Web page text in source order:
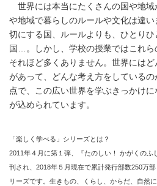
世界には本当にたくさんの国や地域
や地域で暮らしのルールや文化は違
切にする国、ルールよりも、ひとり
国…。しかし、学校の授業ではこれ
それほど多くありません。世界には
があって、どんな考え方をしている
点で、この広い世界を学ぶきっかけ
が込められています。
「楽しく学べる」シリーズとは？
2011年４月に第１弾、『たのしい！ かがくのふ
刊され、2018年５月現在で累計発行部数250万
リーズです。生きもの、くらし、からだ、自然